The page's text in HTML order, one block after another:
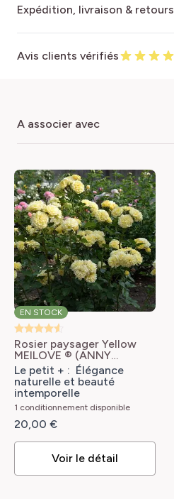
Expédition, livraison & retours
Avis clients vérifiés
a associer avec
EN STOCK
Rosier paysager Yellow
MEILOVE ® (ANNY
DUPEREY ® Meitongas)
Rosa x floribunda Anny
Duperey 'Meitongas'
Le petit + : Élégance
naturelle et beauté
intemporelle
1 conditionnement disponible
20,00 €
Voir le détail